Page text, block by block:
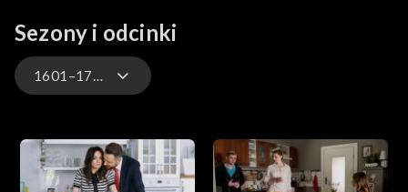
Sezony i odcinki
1601–1700
3201-3300